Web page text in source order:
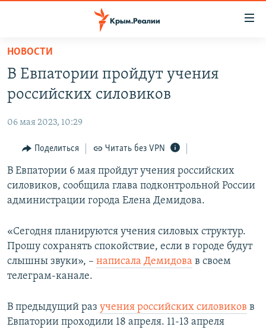
Вернуться
основному
содержанию
Вернутся
навигации
Вернутся
поиску
СПЕЦПРОЕКТЫ
КАРТА ВОЕННЫХ ОБЪЕКТОВ КРЫМА
11 ЛЕТ ОККУПАЦИИ КРЫМА. 11 ИСТОРИЙ СОПРОТИВЛЕНИЯ
ВОДА
ИСТОРИЯ
ЕЩЕ
ИНТЕРАКТИВ
ИНФОГРАФИКА
СОВЕТЫ ПРАВОЗАЩИТНИКОВ
ПОБЕДИТЕЛЕЙ НЕ СУДЯТ?
ELIFBE
РАДІО СВОБОДА
КАК ОБОЙТИ БЛОКИРОВКУ
Qırımtatar
ПРИСОЕДИНЯЙТЕСЬ!
НОВОСТИ
В Евпатории пройдут учения
российских силовиков
06 мая 2023, 10:29
Поделиться Читать без VPN
В Евпатории 6 мая пройдут учения российских
силовиков, сообщила глава подконтрольной России
администрации города Елена Демидова.
«Сегодня планируются учения силовых структур.
Прошу сохранять спокойствие, если в городе будут
слышны звуки», – написала Демидова в своем
телеграм-канале.
В предыдущий раз учения российских силовиков в
Евпатории проходили 18 апреля. 11-13 апреля